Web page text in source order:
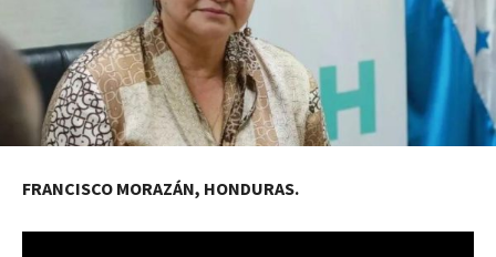
FRANCISCO MORAZÁN, HONDURAS.